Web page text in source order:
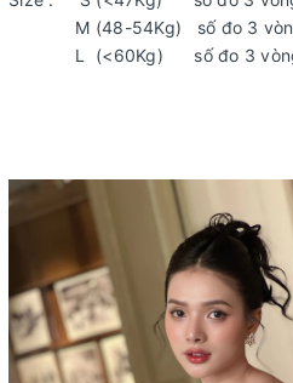
M (48-54Kg) số đo 3 vòng
L (<60Kg) số đo 3 vòng